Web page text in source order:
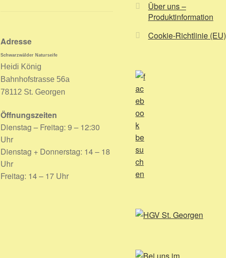
Adresse
Schwarzwälder Naturseife
Heidi König
Bahnhofstrasse 56a
78112 St. Georgen
Öffnungszeiten
Dienstag – Freitag: 9 – 12:30
Uhr
Dienstag + Donnerstag: 14 – 18
Uhr
Freitag: 14 – 17 Uhr
Über uns –
Produktinformation
Cookie-Richtlinie (EU)